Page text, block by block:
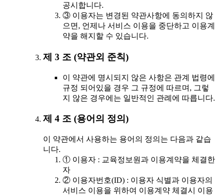
공시합니다.
③ 이용자는 변경된 약관사항에 동의하지 않
으면, 언제나 서비스 이용을 중단하고 이용계
약을 해지할 수 있습니다.
제 3 조 (약관외 준칙)
이 약관에 명시되지 않은 사항은 관계 법령에
규정 되어있을 경우 그 규정에 따르며, 그렇
지 않은 경우에는 일반적인 관례에 따릅니다.
제 4 조 (용어의 정의)
이 약관에서 사용하는 용어의 정의는 다음과 같습
니다.
① 이용자 : 교육정보원과 이용계약을 체결한
자
② 이용자번호(ID) : 이용자 식별과 이용자의
서비스 이용을 위하여 이용계약 체결시 이용